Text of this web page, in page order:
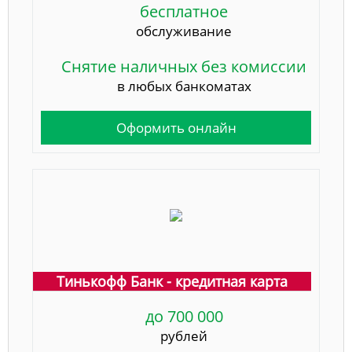
бесплатное
обслуживание
Снятие наличных без комиссии
в любых банкоматах
Оформить онлайн
Тинькофф Банк - кредитная карта
до 700 000
рублей